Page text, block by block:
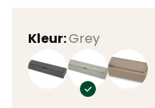
Kleur:Grey